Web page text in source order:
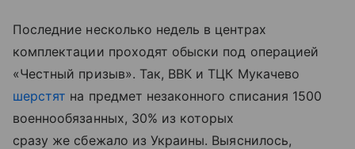
Последние несколько недель в центрах
комплектации проходят обыски под операцией
«Честный призыв». Так, ВВК и ТЦК Мукачево
шерстят на предмет незаконного списания 1500
военнообязанных, 30% из которых
сразу же сбежало из Украины. Выяснилось,